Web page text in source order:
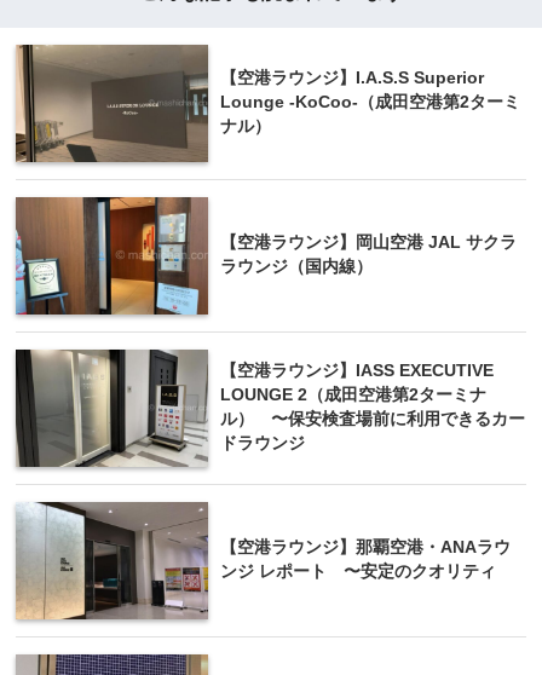
【空港ラウンジ】I.A.S.S Superior
Lounge -KoCoo-（成田空港第2ターミ
ナル）
【空港ラウンジ】岡山空港 JAL サクラ
ラウンジ（国内線）
【空港ラウンジ】IASS EXECUTIVE
LOUNGE 2（成田空港第2ターミナ
ル） 〜保安検査場前に利用できるカー
ドラウンジ
【空港ラウンジ】那覇空港・ANAラウ
ンジ レポート 〜安定のクオリティ